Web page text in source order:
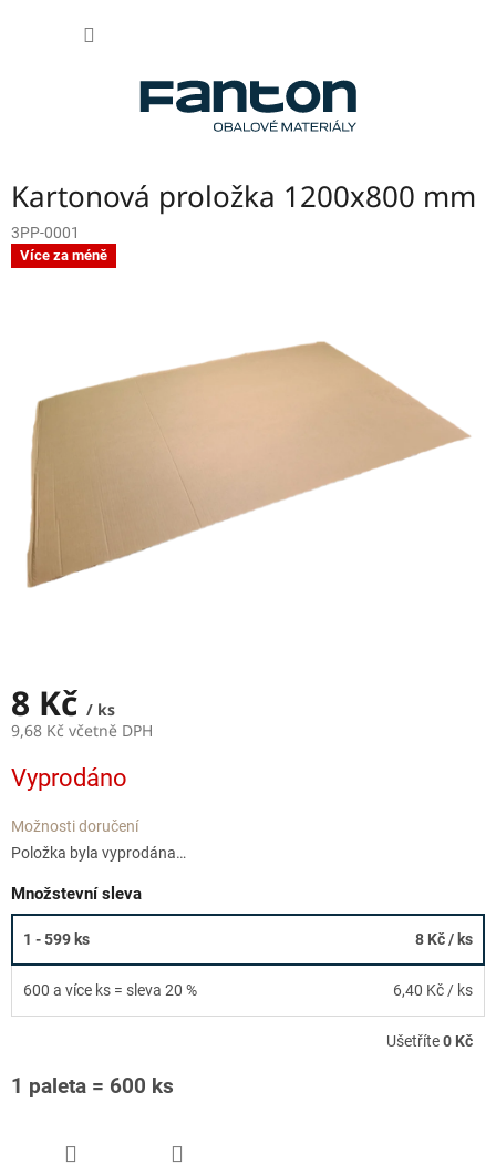
Kartonová proložka 1200x800 mm
3PP-0001
Více za méně
8 Kč / ks
9,68 Kč včetně DPH
cena:
Vyprodáno
Možnosti doručení
Položka byla vyprodána…
Množstevní sleva
1 - 599 ks 8 Kč/ ks
600 a více ks = sleva 20 % 6,40 Kč / ks
Ušetříte0 Kč
1 paleta = 600 ks